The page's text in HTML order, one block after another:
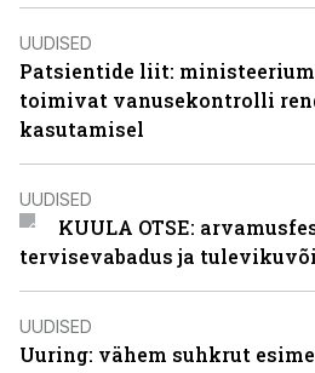
UUDISED
Patsientide liit:
toimivat vanusekontrolli
kasutamisel
UUDISED
KUULA OTSE:
tervisevabadus ja
UUDISED
Uuring: vähem suhkrut